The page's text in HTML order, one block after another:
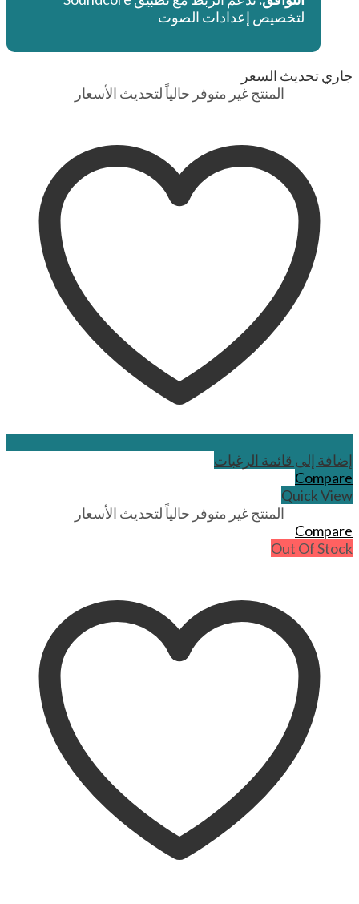
لتخصيص إعدادات الصوت
جاري تحديث السعر
المنتج غير متوفر حالياً لتحديث الأسعار
إضافة إلى قائمة الرغبات
Compare
Quick View
المنتج غير متوفر حالياً لتحديث الأسعار
Compare
Out Of Stock